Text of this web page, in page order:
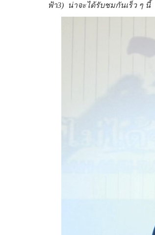
ฟ้า3) น่าจะได้รับชมกันเร็ว ๆ นี้